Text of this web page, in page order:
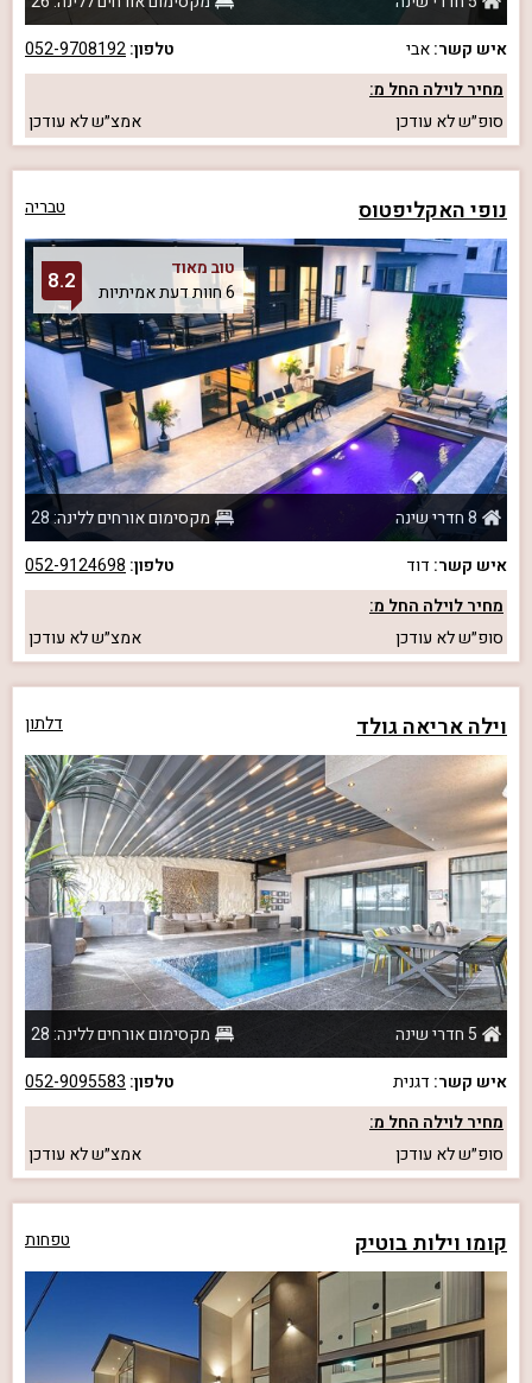
איש קשר:אבי טלפון:052-9708192
מחיר לוילה החל מ:
סופ״שלא עודכן אמצ״שלא עודכן
נופי האקליפטוס טבריה
טוב מאוד
6 חוות דעת אמיתיות
8.2
8 חדרי שינה
מקסימום אורחים ללינה: 28
איש קשר: דוד טלפון: 052-9124698
מחיר לוילה החל מ:
סופ״שלא עודכן אמצ״שלא עודכן
וילה אריאה גולד דלתון
5 חדרי שינה
מקסימום אורחים ללינה: 28
איש קשר: דגנית טלפון: 052-9095583
מחיר לוילה החל מ:
סופ״שלא עודכן אמצ״שלא עודכן
קומו וילות בוטיק טפחות